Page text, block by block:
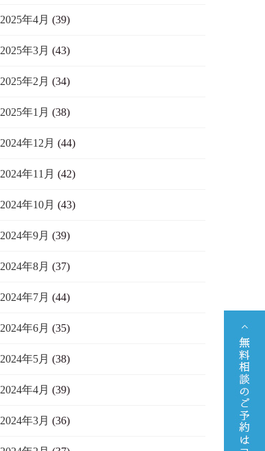
2025年4月 (39)
2025年3月 (43)
2025年2月 (34)
2025年1月 (38)
2024年12月 (44)
2024年11月 (42)
2024年10月 (43)
2024年9月 (39)
2024年8月 (37)
2024年7月 (44)
2024年6月 (35)
2024年5月 (38)
2024年4月 (39)
2024年3月 (36)